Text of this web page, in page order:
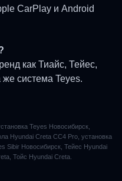
CarPlay и Android
как Тиайс, Тейес,
система Teyes.
Teyes Новосибирск,
Hyundai Creta CC4 Pro, установка
Sibir Новосибирск, Тейес Hyundai
Тойс Hyundai Creta.